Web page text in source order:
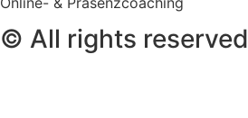
© All rights reserved